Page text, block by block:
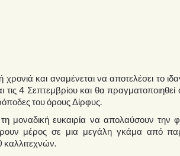
και αναμένεται να αποτελέσει το
τις 4 Σεπτεμβρίου και θα
του όρους Δίρφυς.
μοναδική ευκαιρία να απολαύσουν την
μέρος σε μια μεγάλη γκάμα από
καλλιτεχνών.